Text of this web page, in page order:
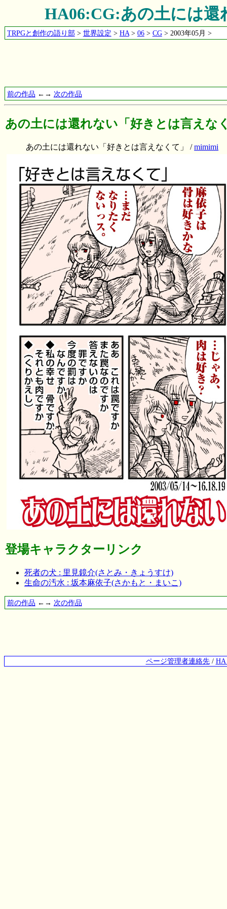
HA06:CG:あの土には
TRPGと創作の語り部> 世界設定 > HA> 06> CG> 2003年05月 >
前の作品 ←→ 次の作品
あの土には還れない「好きとは言えな
あの土には還れない「好きとは言えなくて」 /mimimi
登場キャラクターリンク
死者の犬 : 里見鏡介(さとみ・きょうすけ)
生命の汚水 : 坂本麻依子(さかもと・まいこ)
前の作品 ←→ 次の作品
ページ管理者連絡先/ HA